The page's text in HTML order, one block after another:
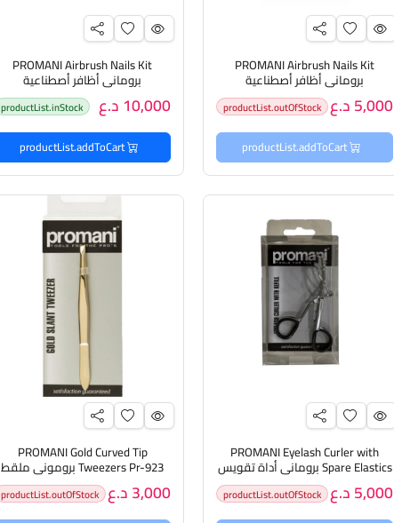
PROMANI Airbrush Nails Kit
بروماني أظافر أصطناعية
5,000 د.ع productList.outOfStock
productList.addToCart
PROMANI Airbrush Nails Kit
بروماني أظافر أصطناعية
10,000 د.ع productList.inStock
productList.addToCart
PROMANI Eyelash Curler with
Spare Elastics بروماني أداة تقويس
الرموش 5,000 د.ع productList.outOfStock
PROMANI Gold Curved Tip
Tweezers Pr-923 بروموني ملقط
ازالة الشعر 3,000 د.ع productList.outOfStock